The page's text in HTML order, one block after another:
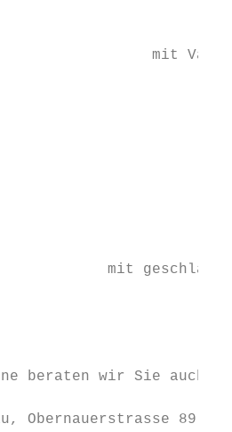
mit
mit
beraten wir Sie auch
Obernauerstrasse 89,